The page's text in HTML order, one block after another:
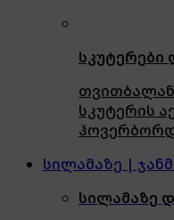
სკუტერები
სკუტერის
სილამაზე |
სილამაზე